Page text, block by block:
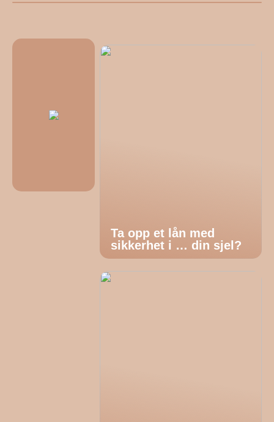
Ta opp et lån med
sikkerhet i … din sjel?